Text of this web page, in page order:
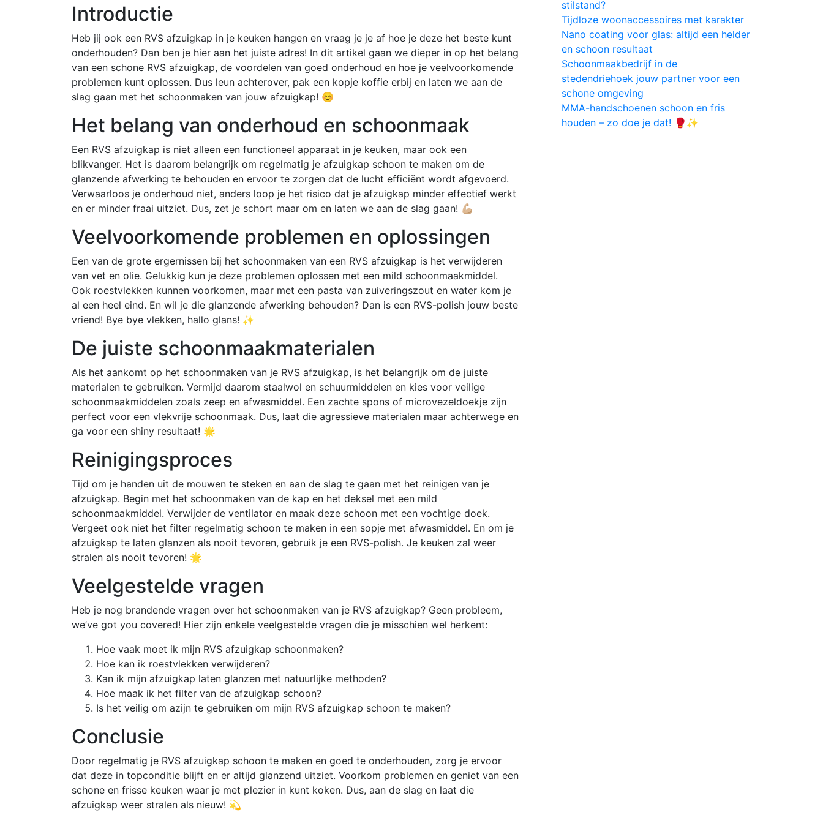
Introductie
Heb jij ook een RVS afzuigkap in je keuken hangen en vraag je je af hoe je deze het beste kunt
onderhouden? Dan ben je hier aan het juiste adres! In dit artikel gaan we dieper in op het belang
van een schone RVS afzuigkap, de voordelen van goed onderhoud en hoe je veelvoorkomende
problemen kunt oplossen. Dus leun achterover, pak een kopje koffie erbij en laten we aan de
slag gaan met het schoonmaken van jouw afzuigkap! 😊
Het belang van onderhoud en schoonmaak
Een RVS afzuigkap is niet alleen een functioneel apparaat in je keuken, maar ook een
blikvanger. Het is daarom belangrijk om regelmatig je afzuigkap schoon te maken om de
glanzende afwerking te behouden en ervoor te zorgen dat de lucht efficiënt wordt afgevoerd.
Verwaarloos je onderhoud niet, anders loop je het risico dat je afzuigkap minder effectief werkt
en er minder fraai uitziet. Dus, zet je schort maar om en laten we aan de slag gaan! 💪🏼
Veelvoorkomende problemen en oplossingen
Een van de grote ergernissen bij het schoonmaken van een RVS afzuigkap is het verwijderen
van vet en olie. Gelukkig kun je deze problemen oplossen met een mild schoonmaakmiddel.
Ook roestvlekken kunnen voorkomen, maar met een pasta van zuiveringszout en water kom je
al een heel eind. En wil je die glanzende afwerking behouden? Dan is een RVS-polish jouw beste
vriend! Bye bye vlekken, hallo glans! ✨
De juiste schoonmaakmaterialen
Als het aankomt op het schoonmaken van je RVS afzuigkap, is het belangrijk om de juiste
materialen te gebruiken. Vermijd daarom staalwol en schuurmiddelen en kies voor veilige
schoonmaakmiddelen zoals zeep en afwasmiddel. Een zachte spons of microvezeldoekje zijn
perfect voor een vlekvrije schoonmaak. Dus, laat die agressieve materialen maar achterwege en
ga voor een shiny resultaat! 🌟
Reinigingsproces
Tijd om je handen uit de mouwen te steken en aan de slag te gaan met het reinigen van je
afzuigkap. Begin met het schoonmaken van de kap en het deksel met een mild
schoonmaakmiddel. Verwijder de ventilator en maak deze schoon met een vochtige doek.
Vergeet ook niet het filter regelmatig schoon te maken in een sopje met afwasmiddel. En om je
afzuigkap te laten glanzen als nooit tevoren, gebruik je een RVS-polish. Je keuken zal weer
stralen als nooit tevoren! 🌟
Veelgestelde vragen
Heb je nog brandende vragen over het schoonmaken van je RVS afzuigkap? Geen probleem,
we’ve got you covered! Hier zijn enkele veelgestelde vragen die je misschien wel herkent:
Hoe vaak moet ik mijn RVS afzuigkap schoonmaken?
Hoe kan ik roestvlekken verwijderen?
Kan ik mijn afzuigkap laten glanzen met natuurlijke methoden?
Hoe maak ik het filter van de afzuigkap schoon?
Is het veilig om azijn te gebruiken om mijn RVS afzuigkap schoon te maken?
Conclusie
Door regelmatig je RVS afzuigkap schoon te maken en goed te onderhouden, zorg je ervoor
dat deze in topconditie blijft en er altijd glanzend uitziet. Voorkom problemen en geniet van een
schone en frisse keuken waar je met plezier in kunt koken. Dus, aan de slag en laat die
afzuigkap weer stralen als nieuw! 💫
stilstand?
Tijdloze woonaccessoires met karakter
Nano coating voor glas: altijd een helder
en schoon resultaat
Schoonmaakbedrijf in de
stedendriehoek jouw partner voor een
schone omgeving
MMA-handschoenen schoon en fris
houden – zo doe je dat! 🥊✨